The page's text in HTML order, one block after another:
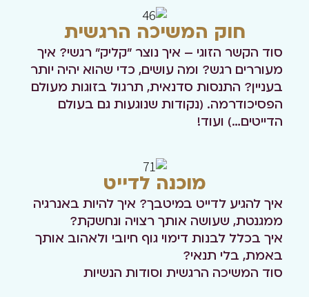
חוק המשיכה הרגשית
סוד הקשר הזוגי – איך נוצר "קליק" רגשי? איך
מעוררים רגש? ומה עושים, כדי שהוא יהיה יותר
בעניין? התנסות סדנאית, תרגול בזוגות מעולם
הפסיכודרמה. (נקודות שנוגעות גם בעולם
הדייטים…) ועוד!
מוכנה לדייט
איך להגיע לדייט במיטבך? איך להיות באנרגיה
ממגנטת, שעושה אותך רצויה ונחשקת?
איך בכלל לבנות דימוי גוף חיובי ולאהוב אותך
באמת, בלי תנאי?
סוד המשיכה הרגשית וסודות הנשיות